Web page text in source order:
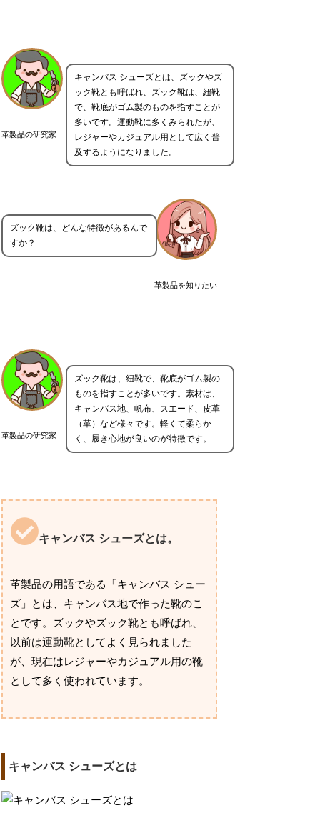
革製品の研究家
キャンバス シューズとは、ズックやズ
ック靴とも呼ばれ、ズック靴は、紐靴
で、靴底がゴム製のものを指すことが
多いです。運動靴に多くみられたが、
レジャーやカジュアル用として広く普
及するようになりました。
革製品を知りたい
ズック靴は、どんな特徴があるんで
すか？
革製品の研究家
ズック靴は、紐靴で、靴底がゴム製の
ものを指すことが多いです。素材は、
キャンバス地、帆布、スエード、皮革
（革）など様々です。軽くて柔らか
く、履き心地が良いのが特徴です。
キャンバス シューズとは。
革製品の用語である「キャンバス シュー
ズ」とは、キャンバス地で作った靴のこ
とです。ズックやズック靴とも呼ばれ、
以前は運動靴としてよく見られました
が、現在はレジャーやカジュアル用の靴
として多く使われています。
キャンバス シューズとは